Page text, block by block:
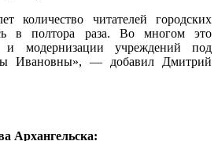
количество читателей городских
в полтора раза. Во многом это
и модернизации учреждений под
Ивановны», — добавил Дмитрий
Архангельска: